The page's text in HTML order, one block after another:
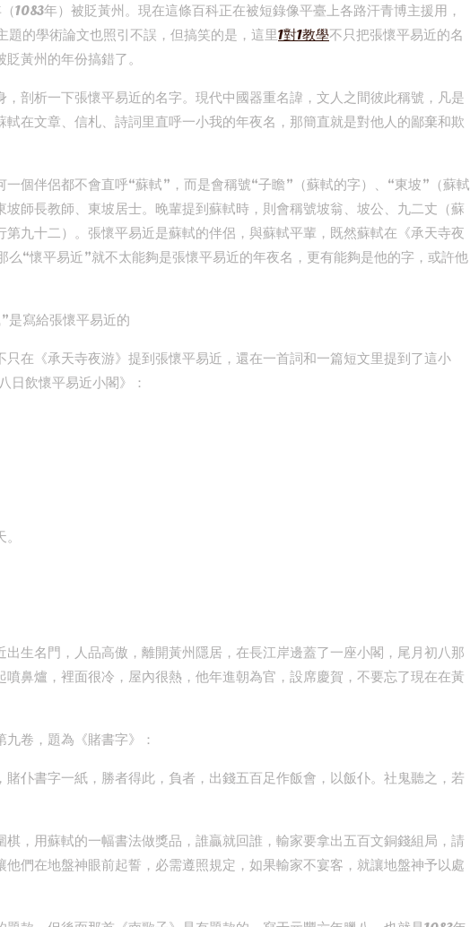
1083年）被貶黃州。現在這條百科正在被短錄像平臺上各路汗青博主援用，
題的學術論文也照引不誤，但搞笑的是，這里1對1教學不只把張懷平易近的名
黃州的年份搞錯了。
，剖析一下張懷平易近的名字。現代中國器重名諱，文人之間彼此稱號，凡是
在文章、信札、詩詞里直呼一小我的年夜名，那簡直就是對他人的鄙棄和欺
一個伴侶都不會直呼“蘇軾”，而是會稱號“子瞻”（蘇軾的字）、“東坡”（蘇軾
師長教師、東坡居士。晚輩提到蘇軾時，則會稱號坡翁、坡公、九二丈（蘇
九十二）。張懷平易近是蘇軾的伴侶，與蘇軾平輩，既然蘇軾在《承天寺夜
么“懷平易近”就不太能夠是張懷平易近的年夜名，更有能夠是他的字，或許他
是寫給張懷平易近的
只在《承天寺夜游》提到張懷平易近，還在一首詞和一篇短文里提到了這小
日飲懷平易近小閣》：
出生名門，人品高傲，離開黃州隱居，在長江岸邊蓋了一座小閣，尾月初八那
鼻爐，裡面很冷，屋內很熱，他年進朝為官，設席慶賀，不要忘了現在在黃
卷，題為《賭書字》：
賭仆書字一紙，勝者得此，負者，出錢五百足作飯會，以飯仆。社鬼聽之，若
棋，用蘇軾的一幅書法做獎品，誰贏就回誰，輸家要拿出五百文銅錢組局，請
們在地盤神眼前起誓，必需遵照規定，如果輸家不宴客，就讓地盤神予以處